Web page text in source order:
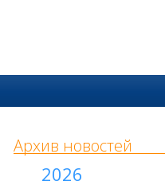
Архив новостей
2026